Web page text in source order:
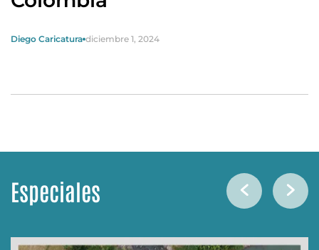
Diego Caricatura diciembre 1, 2024
Especiales